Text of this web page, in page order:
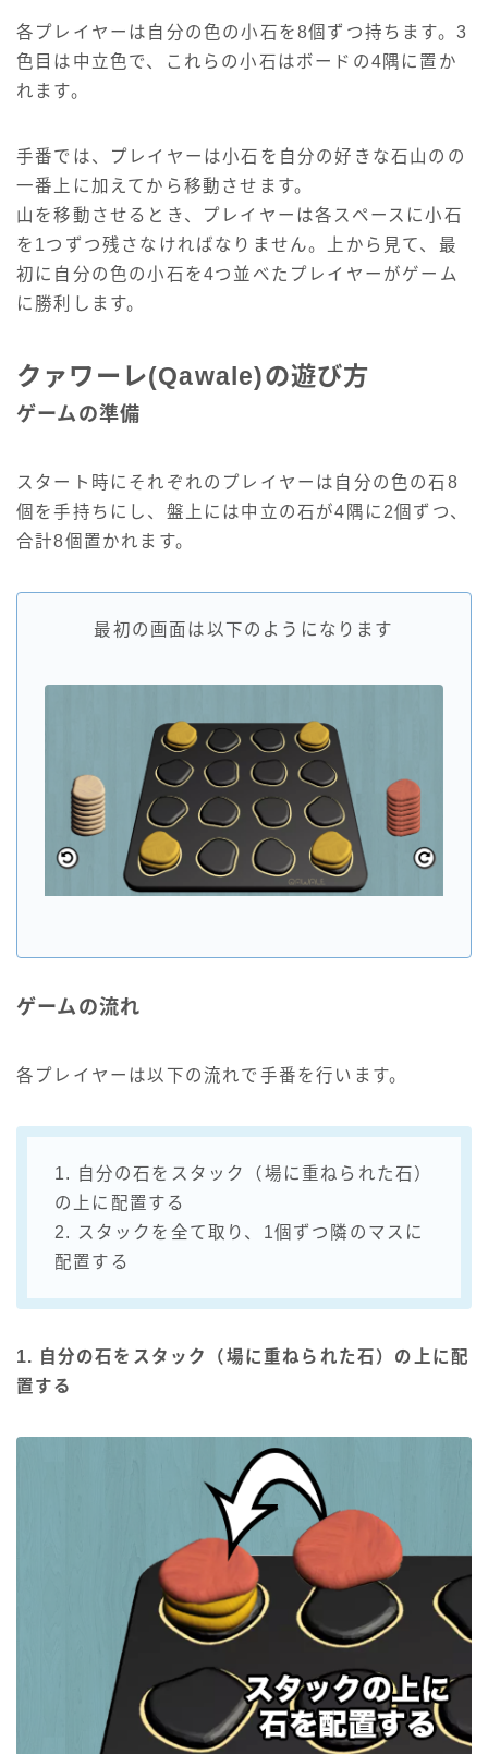
各プレイヤーは自分の色の小石を8個ずつ持ちます。3
色目は中立色で、これらの小石はボードの4隅に置か
れます。
手番では、プレイヤーは小石を自分の好きな石山のの
一番上に加えてから移動させます。
山を移動させるとき、プレイヤーは各スペースに小石
を1つずつ残さなければなりません。上から見て、最
初に自分の色の小石を4つ並べたプレイヤーがゲーム
に勝利します。
クァワーレ(Qawale)の遊び方
ゲームの準備
スタート時にそれぞれのプレイヤーは自分の色の石8
個を手持ちにし、盤上には中立の石が4隅に2個ずつ、
合計8個置かれます。
最初の画面は以下のようになります
ゲームの流れ
各プレイヤーは以下の流れで手番を行います。
1. 自分の石をスタック（場に重ねられた石）
の上に配置する
2. スタックを全て取り、1個ずつ隣のマスに
配置する
1. 自分の石をスタック（場に重ねられた石）の上に配
置する